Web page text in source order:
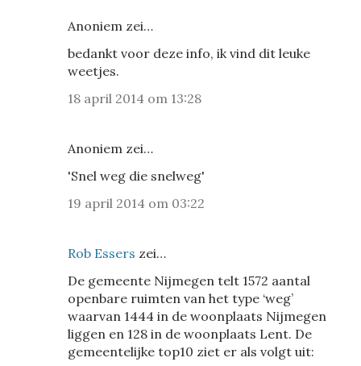
Anoniem zei…
bedankt voor deze info, ik vind dit leuke
weetjes.
18 april 2014 om 13:28
Anoniem zei…
'Snel weg die snelweg'
19 april 2014 om 03:22
Rob Essers zei…
De gemeente Nijmegen telt 1572 aantal
openbare ruimten van het type ‘weg’
waarvan 1444 in de woonplaats Nijmegen
liggen en 128 in de woonplaats Lent. De
gemeentelijke top10 ziet er als volgt uit: